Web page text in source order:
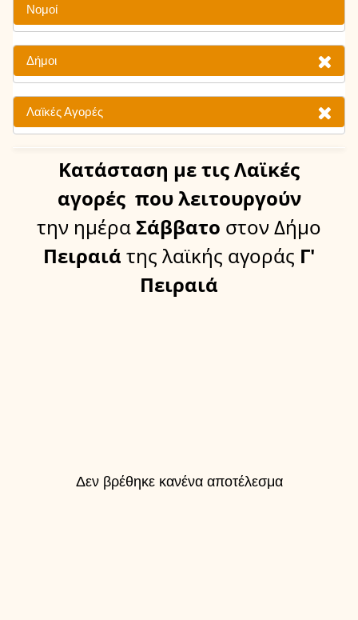
Νομοί
Δήμοι
Λαϊκές Αγορές
Κατάσταση με τις Λαϊκές
αγορές που λειτουργούν
την ημέραΣάββατο στον Δήμο
Πειραιά της λαϊκής αγοράς Γ'
Πειραιά
Δεν βρέθηκε κανένα αποτέλεσμα